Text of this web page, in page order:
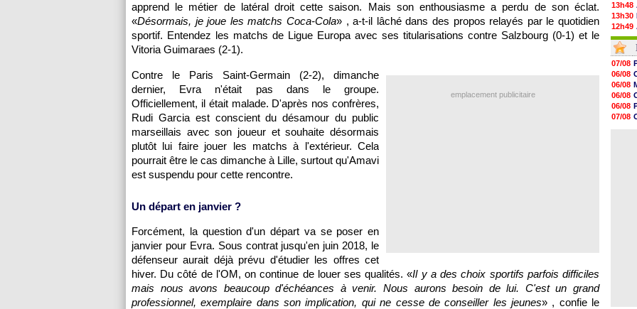
apprend le métier de latéral droit cette saison. Mais son enthousiasme a perdu de son éclat.
«Désormais, je joue les matchs Coca-Cola» , a-t-il lâché dans des propos relayés par le quotidien
sportif. Entendez les matchs de Ligue Europa avec ses titularisations contre Salzbourg (0-1) et le
Vitoria Guimaraes (2-1).
emplacement publicitaire
Contre le Paris Saint-Germain (2-2), dimanche
dernier, Evra n'était pas dans le groupe.
Officiellement, il était malade. D'après nos confrères,
Rudi Garcia est conscient du désamour du public
marseillais avec son joueur et souhaite désormais
plutôt lui faire jouer les matchs à l'extérieur. Cela
pourrait être le cas dimanche à Lille, surtout qu'Amavi
est suspendu pour cette rencontre.
Un départ en janvier ?
Forcément, la question d'un départ va se poser en
janvier pour Evra. Sous contrat jusqu'en juin 2018, le
défenseur aurait déjà prévu d'étudier les offres cet
hiver. Du côté de l'OM, on continue de louer ses qualités. «Il y a des choix sportifs parfois difficiles
mais nous avons beaucoup d'échéances à venir. Nous aurons besoin de lui. C'est un grand
professionnel, exemplaire dans son implication, qui ne cesse de conseiller les jeunes» , confie le
13h48
13h30
12h49
12h22
12h00
11h46
11h20
10h49
10h32
10h10
09h49
09h35
07/08
06/08
06/08
06/08
06/08
07/08